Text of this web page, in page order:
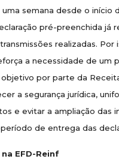
uma semana desde o início
pré-preenchida já
realizadas. Por
a necessidade de um
por parte da
a segurança jurídica,
e evitar a ampliação das
de entrega das
EFD-Reinf